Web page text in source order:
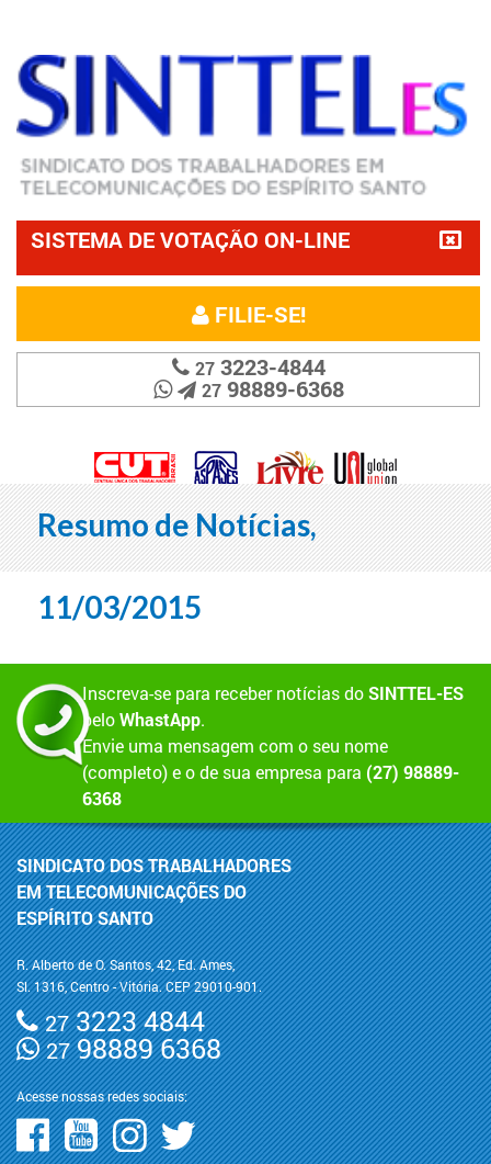
SISTEMA DE VOTAÇÃO ON-LINE
FILIE-SE!
273223-4844
2798889-6368
Resumo de Notícias,
11/03/2015
Inscreva-se para receber notícias doSINTTEL-ES
peloWhastApp.
Envie uma mensagem com o seu nome
(completo) e o de sua empresa para (27) 98889-
6368
SINDICATO DOS TRABALHADORES
EM TELECOMUNICAÇÕES DO
ESPÍRITO SANTO
R. Alberto de O. Santos, 42, Ed. Ames,
Sl. 1316, Centro - Vitória. CEP 29010-901.
273223 4844
2798889 6368
Acesse nossas redes sociais: